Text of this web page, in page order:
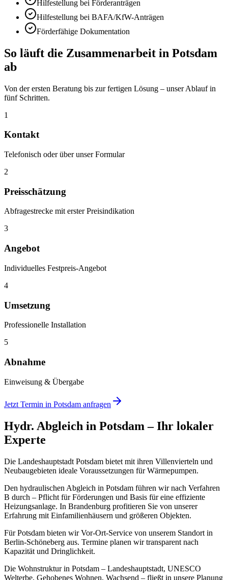
Hilfestellung bei Förderanträgen
Hilfestellung bei BAFA/KfW-Anträgen
Förderfähige Dokumentation
So läuft die Zusammenarbeit in Potsdam
ab
Von der ersten Beratung bis zur fertigen Lösung – unser Ablauf in
fünf Schritten.
1
Kontakt
Telefonisch oder über unser Formular
2
Preisschätzung
Abfragestrecke mit erster Preisindikation
3
Angebot
Individuelles Festpreis-Angebot
4
Umsetzung
Professionelle Installation
5
Abnahme
Einweisung & Übergabe
Jetzt Termin in Potsdam anfragen
Hydr. Abgleich in Potsdam – Ihr lokaler
Experte
Die Landeshauptstadt Potsdam bietet mit ihren Villenvierteln und
Neubaugebieten ideale Voraussetzungen für Wärmepumpen.
Den hydraulischen Abgleich in Potsdam führen wir nach Verfahren
B durch – Pflicht für Förderungen und Basis für eine effiziente
Heizungsanlage. In Brandenburg profitieren Sie von unserer
Erfahrung mit Einfamilienhäusern und größeren Objekten.
Für Potsdam bieten wir Vor-Ort-Service von unserem Standort in
Berlin-Schöneberg aus. Termine planen wir transparent nach
Kapazität und Dringlichkeit.
Die Wohnstruktur in Potsdam – Landeshauptstadt, UNESCO
Welterbe, Gehobenes Wohnen, Wachsend – fließt in unsere Planung